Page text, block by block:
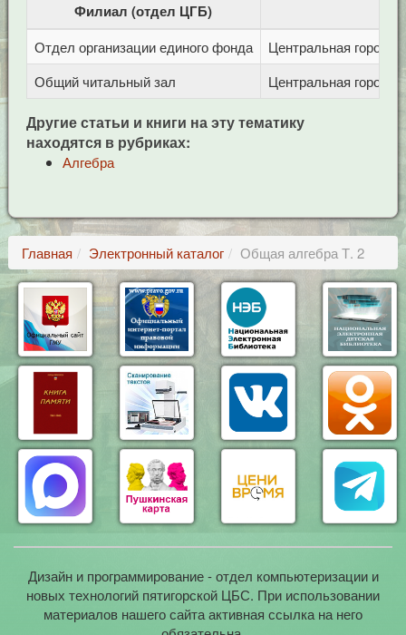
Филиал (отдел ЦГБ)
Отдел организации единого фонда
Центральная
Общий читальный зал
Центральная
Другие статьи и книги на эту тематику
находятся в рубриках:
Алгебра
Главная Электронный каталог Общая алгебра Т. 2
Дизайн и программирование - отдел компьютеризации и
новых технологий пятигорской ЦБС. При использовании
материалов нашего сайта активная ссылка на него